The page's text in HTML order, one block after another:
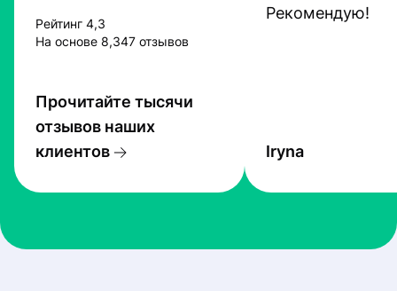
Рейтинг 4,3
На основе 8,347 отзывов
Прочитайте тысячи
отзывов наших
клиентов
Рекомендую!
Iryna